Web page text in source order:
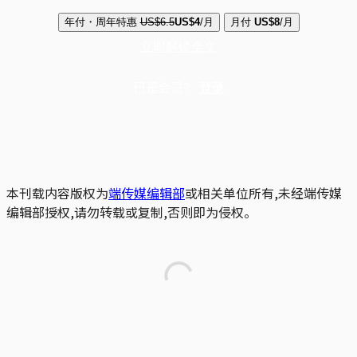
年付・周年特惠 US$6.5US$4/月 月付 US$8/月
本刊载内容版权为端传媒编辑部或相关单位所有,未经端传媒
编辑部授权,请勿转载或复制,否则即为侵权。